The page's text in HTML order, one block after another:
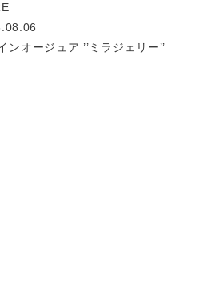
ンオージュア ’’ミラジェリー’’